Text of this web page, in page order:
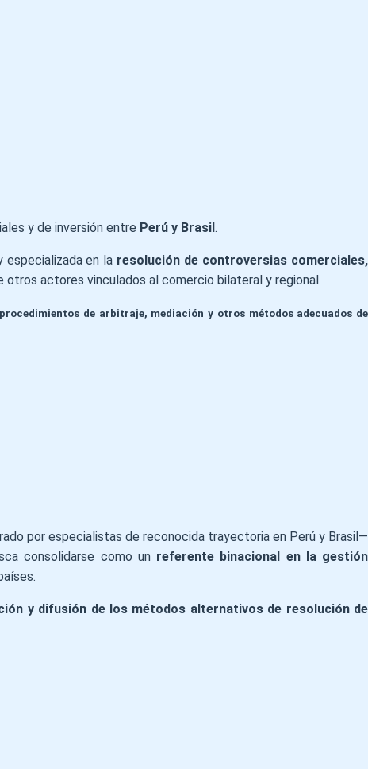
y de inversión entre Perú y Brasil.
especializada en la resolución de controversias comerciales,
otros actores vinculados al comercio bilateral y regional.
de arbitraje, mediación y otros métodos adecuados de
por especialistas de reconocida trayectoria en Perú y Brasil—
consolidarse como un referente binacional en la gestión
y difusión de los métodos alternativos de resolución de